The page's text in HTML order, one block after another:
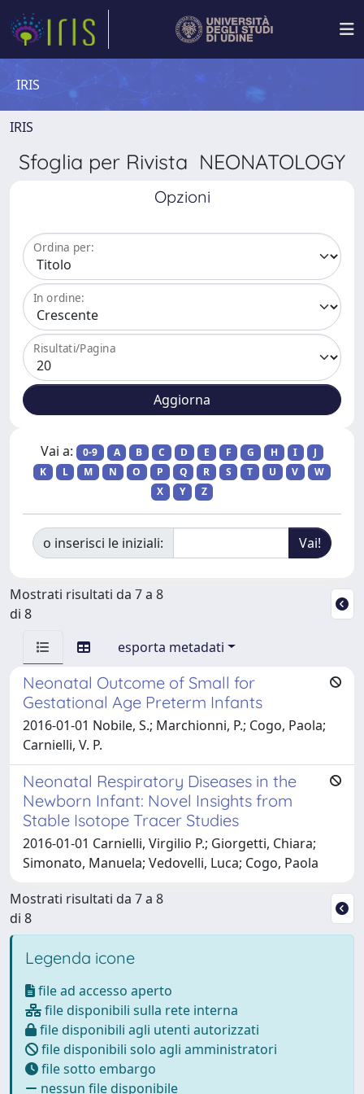
IRIS
IRIS
Sfoglia per Rivista NEONATOLOGY
Opzioni
Ordina per:
In ordine:
Risultati/Pagina
Vai a: 0-9 A B C D E F G H I
J
K
L M N O P Q R S T U V
W
X
Y Z
o inserisci le iniziali:
Mostrati risultati da 7 a 8
di 8
esporta metadati
Neonatal Outcome of Small for
Gestational Age Preterm Infants
2016-01-01 Nobile, S.; Marchionni, P.; Cogo, Paola;
Carnielli, V. P.
Neonatal Respiratory Diseases in the
Newborn Infant: Novel Insights from
Stable Isotope Tracer Studies
2016-01-01 Carnielli, Virgilio P.; Giorgetti, Chiara;
Simonato, Manuela; Vedovelli, Luca; Cogo, Paola
Mostrati risultati da 7 a 8
di 8
Legenda icone
file ad accesso aperto
file disponibili sulla rete interna
file disponibili agli utenti autorizzati
file disponibili solo agli amministratori
file sotto embargo
nessun file disponibile